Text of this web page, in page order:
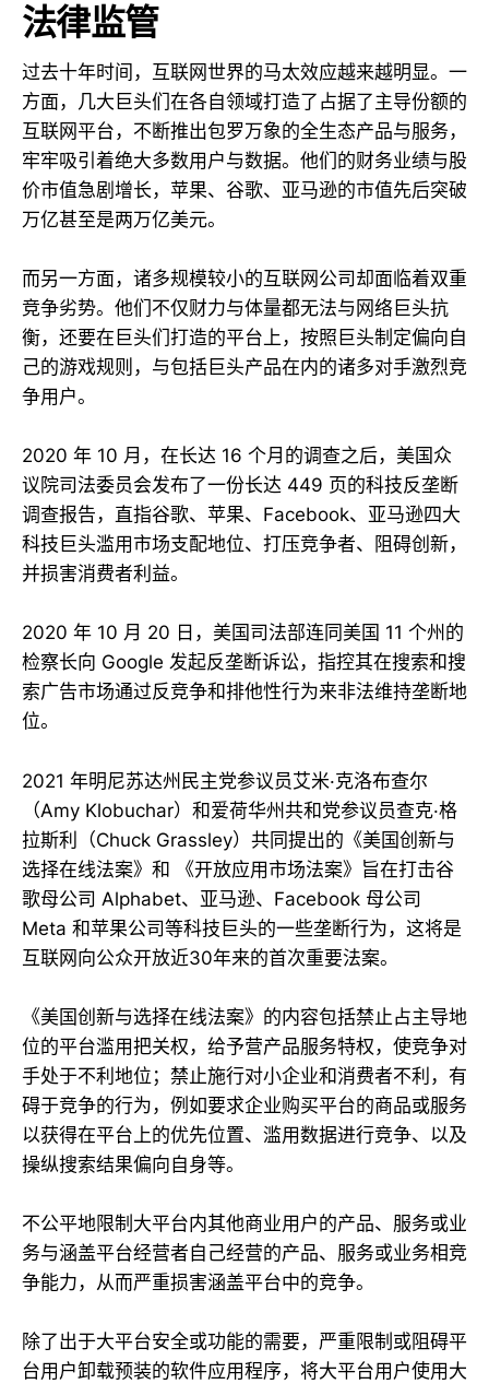
法律监管
过去十年时间，互联网世界的马太效应越来越明显。一
方面，几大巨头们在各自领域打造了占据了主导份额的
互联网平台，不断推出包罗万象的全生态产品与服务，
牢牢吸引着绝大多数用户与数据。他们的财务业绩与股
价市值急剧增长，苹果、谷歌、亚马逊的市值先后突破
万亿甚至是两万亿美元。
而另一方面，诸多规模较小的互联网公司却面临着双重
竞争劣势。他们不仅财力与体量都无法与网络巨头抗
衡，还要在巨头们打造的平台上，按照巨头制定偏向自
己的游戏规则，与包括巨头产品在内的诸多对手激烈竞
争用户。
2020 年 10 月，在长达 16 个月的调查之后，美国众
议院司法委员会发布了一份长达 449 页的科技反垄断
调查报告，直指谷歌、苹果、Facebook、亚马逊四大
科技巨头滥用市场支配地位、打压竞争者、阻碍创新，
并损害消费者利益。
2020 年 10 月 20 日，美国司法部连同美国 11 个州的
检察长向 Google 发起反垄断诉讼，指控其在搜索和搜
索广告市场通过反竞争和排他性行为来非法维持垄断地
位。
2021 年明尼苏达州民主党参议员艾米·克洛布查尔
（Amy Klobuchar）和爱荷华州共和党参议员查克·格
拉斯利（Chuck Grassley）共同提出的《美国创新与
选择在线法案》和 《开放应用市场法案》旨在打击谷
歌母公司 Alphabet、亚马逊、Facebook 母公司
Meta 和苹果公司等科技巨头的一些垄断行为，这将是
互联网向公众开放近30年来的首次重要法案。
《美国创新与选择在线法案》的内容包括禁止占主导地
位的平台滥用把关权，给予营产品服务特权，使竞争对
手处于不利地位；禁止施行对小企业和消费者不利，有
碍于竞争的行为，例如要求企业购买平台的商品或服务
以获得在平台上的优先位置、滥用数据进行竞争、以及
操纵搜索结果偏向自身等。
不公平地限制大平台内其他商业用户的产品、服务或业
务与涵盖平台经营者自己经营的产品、服务或业务相竞
争能力，从而严重损害涵盖平台中的竞争。
除了出于大平台安全或功能的需要，严重限制或阻碍平
台用户卸载预装的软件应用程序，将大平台用户使用大